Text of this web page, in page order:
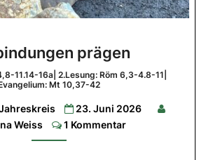
prägen
1.Lesung:
2
4,8-
16a|
prägen
11.14-16a| 2.Lesung: Röm 6,3-4.8-11|
Mt 10,37-42
23. Juni 2026
Weiss
Comments
1 Kommentar